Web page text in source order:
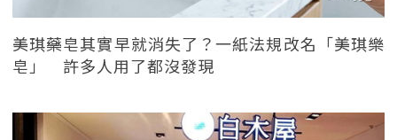
美琪藥皂其實早就消失了？一紙法規改名「美琪樂
皂」 許多人用了都沒發現